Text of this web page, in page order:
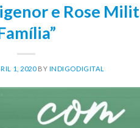
e Rose
1, 2020BY INDIGODIGITAL